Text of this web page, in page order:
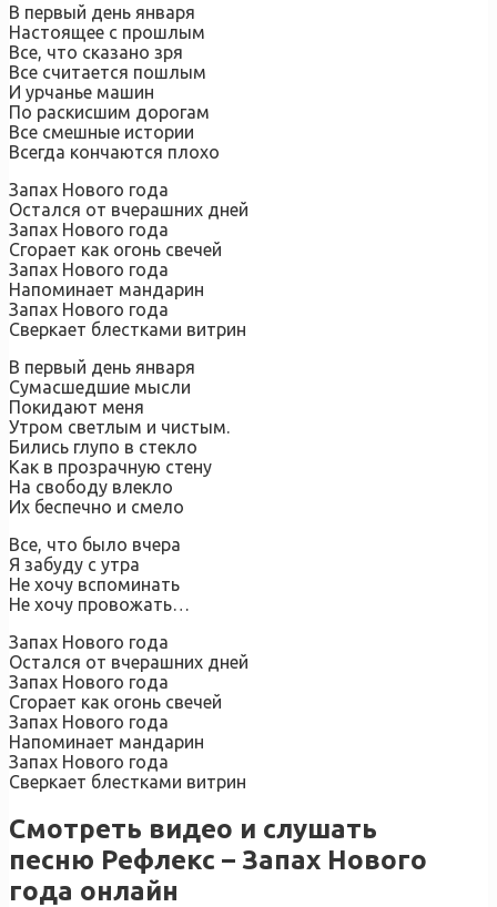
В первый день января
Настоящее с прошлым
Все, что сказано зря
Все считается пошлым
И урчанье машин
По раскисшим дорогам
Все смешные истории
Всегда кончаются плохо
Запах Нового года
Остался от вчерашних дней
Запах Нового года
Сгорает как огонь свечей
Запах Нового года
Напоминает мандарин
Запах Нового года
Сверкает блестками витрин
В первый день января
Сумасшедшие мысли
Покидают меня
Утром светлым и чистым.
Бились глупо в стекло
Как в прозрачную стену
На свободу влекло
Их беспечно и смело
Все, что было вчера
Я забуду с утра
Не хочу вспоминать
Не хочу провожать…
Запах Нового года
Остался от вчерашних дней
Запах Нового года
Сгорает как огонь свечей
Запах Нового года
Напоминает мандарин
Запах Нового года
Сверкает блестками витрин
Смотреть видео и слушать
песню Рефлекс – Запах Нового
года онлайн